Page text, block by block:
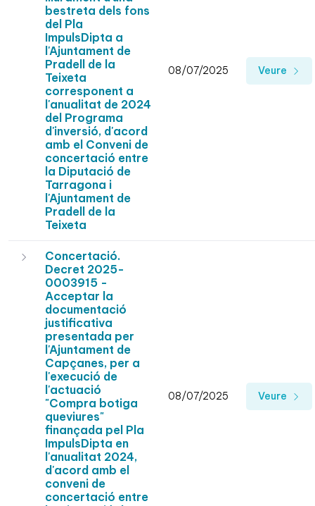
bestreta dels fons
del Pla
ImpulsDipta a
l'Ajuntament de
Pradell de la
Teixeta
corresponent a
l'anualitat de 2024
del Programa
d'inversió, d'acord
amb el Conveni de
concertació entre
la Diputació de
Tarragona i
l'Ajuntament de
Pradell de la
Teixeta
08/07/2025 Veure
Concertació.
Decret 2025-
0003915 -
Acceptar la
documentació
justificativa
presentada per
l'Ajuntament de
Capçanes, per a
l'execució de
l'actuació
"Compra botiga
queviures"
finançada pel Pla
ImpulsDipta en
l'anualitat 2024,
d'acord amb el
conveni de
concertació entre
08/07/2025 Veure